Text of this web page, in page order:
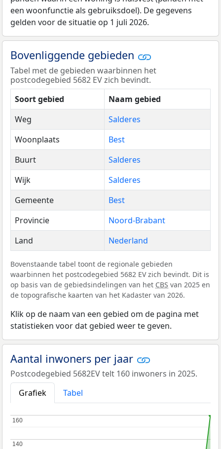
een woonfunctie als gebruiksdoel). De gegevens
gelden voor de situatie op 1 juli 2026.
Bovenliggende gebieden
Tabel met de gebieden waarbinnen het
postcodegebied 5682 EV zich bevindt.
Soort gebied
Naam gebied
Weg
Salderes
Woonplaats
Best
Buurt
Salderes
Wijk
Salderes
Gemeente
Best
Provincie
Noord-Brabant
Land
Nederland
Bovenstaande tabel toont de regionale gebieden
waarbinnen het postcodegebied 5682 EV zich bevindt. Dit is
op basis van de gebiedsindelingen van het CBS van 2025 en
de topografische kaarten van het Kadaster van 2026.
Klik op de naam van een gebied om de pagina met
statistieken voor dat gebied weer te geven.
Aantal inwoners per jaar
Postcodegebied 5682EV telt 160 inwoners in 2025.
Grafiek
Tabel
140
140
160
160